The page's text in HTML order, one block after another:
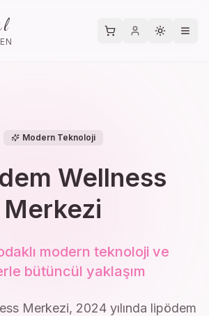
Tema
Modern Teknoloji
Wellness
Merkezi
modern teknoloji ve
bütüncül yaklaşım
Merkezi, 2024 yılında lipödem